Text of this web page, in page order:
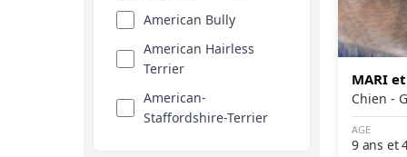
American Bully
American Hairless
Terrier
American-
Staffordshire-Terrier
MARI et
AGE
9 ans et